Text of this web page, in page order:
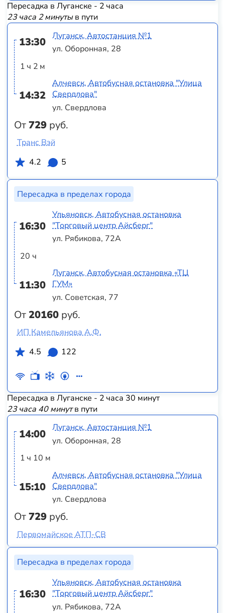
Пересадка в Луганске - 2 часа
23 часа 2 минутыв пути
13:30
1 ч 2 м
14:32
От729 руб.
Луганск, Автостанция №1
ул. Оборонная, 28
Алчевск, Автобусная остановка "Улица
Свердлова"
ул. Свердлова
Транс Вэй
4.2
5
Пересадка в пределах города
16:30
20 ч
11:30
От20160 руб.
Ульяновск, Автобусная остановка
"Торговый центр Айсберг"
ул. Рябикова, 72А
Луганск, Автобусная остановка «ТЦ
ГУМ»
ул. Советская, 77
ИП Камельянова А.Ф.
4.5
122
Пересадка в Луганске - 2 часа 30 минут
23 часа 40 минутв пути
14:00
1 ч 10 м
15:10
От729 руб.
Луганск, Автостанция №1
ул. Оборонная, 28
Алчевск, Автобусная остановка "Улица
Свердлова"
ул. Свердлова
Первомайское АТП-СВ
Пересадка в пределах города
16:30
Ульяновск, Автобусная остановка
"Торговый центр Айсберг"
ул. Рябикова, 72А